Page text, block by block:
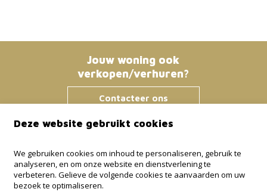
Jouw woning ook
verkopen/verhuren?
Contacteer ons
Immo Bosmans
Klokstraat 25 / 21
3600 Genk
Deze website gebruikt cookies
We gebruiken cookies om inhoud te personaliseren, gebruik te
analyseren, en om onze website en dienstverlening te
verbeteren. Gelieve de volgende cookies te aanvaarden om uw
bezoek te optimaliseren.